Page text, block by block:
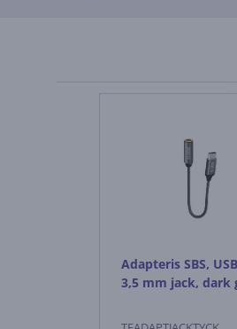
Adapteris SBS, USB-
3,5 mm jack, dark